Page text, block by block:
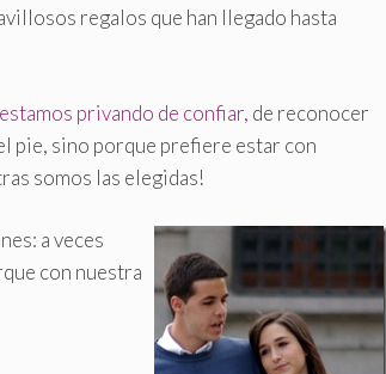
regalos que han llegado hasta
privando de confiar, de reconocer
pie, sino porque prefiere estar con
somos las elegidas!
a veces
con nuestra